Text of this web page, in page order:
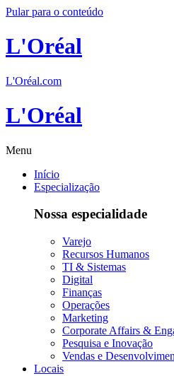
Pular para o conteúdo
L'Oréal
L'Oréal.com
L'Oréal
Menu
Início
Especialização
Nossa especialidade
Varejo
Recursos Humanos
TI & Sistemas
Digital
Finanças
Operações
Marketing
Corporate Affairs &
Pesquisa e Inovação
Vendas e
Locais